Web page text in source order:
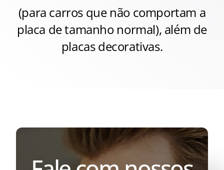
(para carros que não comportam a
placa de tamanho normal), além de
placas decorativas.